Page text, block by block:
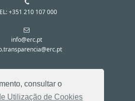
consultar o
Utilização de Cookies
+351 210 107 000
info@erc.pt